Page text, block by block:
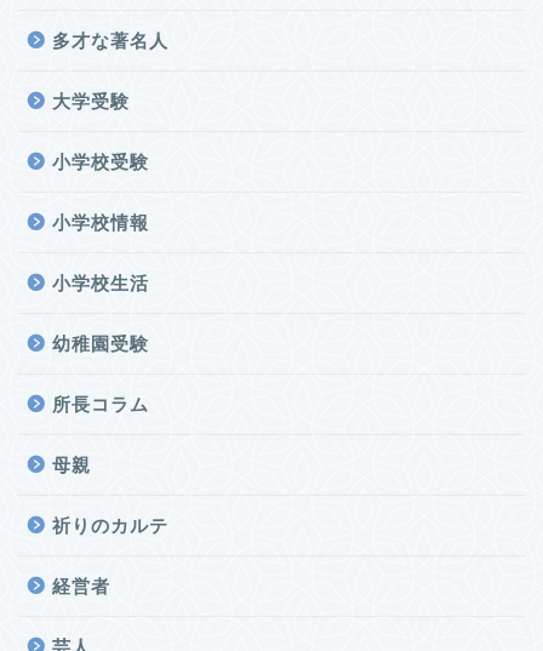
多才な著名人
大学受験
小学校受験
小学校情報
小学校生活
幼稚園受験
所長コラム
母親
祈りのカルテ
経営者
芸人